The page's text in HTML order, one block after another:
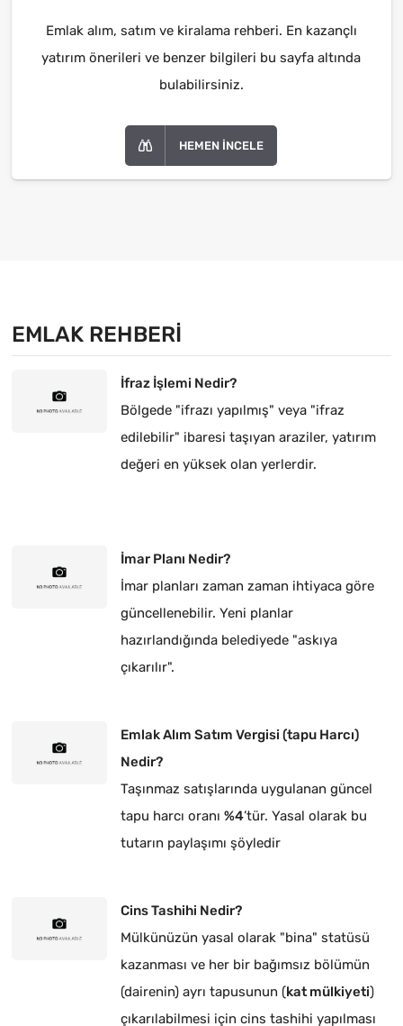
Emlak alım, satım ve kiralama rehberi. En kazançlı
yatırım önerileri ve benzer bilgileri bu sayfa altında
bulabilirsiniz.
HEMEN İNCELE
EMLAK REHBERI
İfraz İşlemi Nedir?
Bölgede "ifrazı yapılmış" veya "ifraz
edilebilir" ibaresi taşıyan araziler, yatırım
değeri en yüksek olan yerlerdir.
İmar Planı Nedir?
İmar planları zaman zaman ihtiyaca göre
güncellenebilir. Yeni planlar
hazırlandığında belediyede "askıya
çıkarılır".
Emlak Alım Satım Vergisi (tapu Harcı)
Nedir?
Taşınmaz satışlarında uygulanan güncel
tapu harcı oranı %4’tür. Yasal olarak bu
tutarın paylaşımı şöyledir
Cins Tashihi Nedir?
Mülkünüzün yasal olarak "bina" statüsü
kazanması ve her bir bağımsız bölümün
(dairenin) ayrı tapusunun (kat mülkiyeti)
çıkarılabilmesi için cins tashihi yapılması